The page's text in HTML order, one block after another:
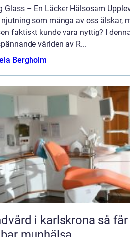
Glass – En Läcker Hälsosam
njutning som många av oss älskar,
faktiskt kunde vara nyttig? I
världen av R...
Bergholm
i karlskrona så får du en trygg och